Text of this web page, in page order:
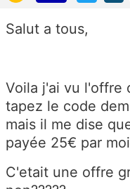
Salut a tous,
Voila j'ai vu l'offre
tapez le code
mais il me dise
payée 25€ par
C'etait une offre